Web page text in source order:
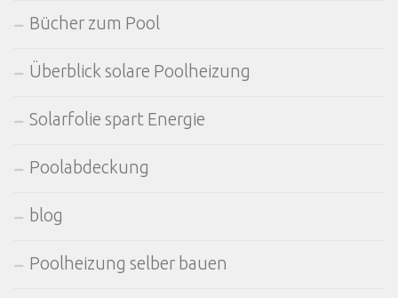
Bücher zum Pool
Überblick solare Poolheizung
Solarfolie spart Energie
Poolabdeckung
blog
Poolheizung selber bauen